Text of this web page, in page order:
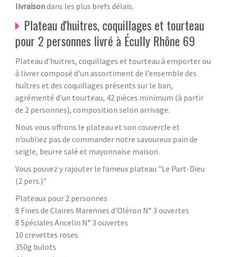
livraisondans les plus brefs délais.
Plateau d'huitres, coquillages et tourteau
pour 2 personnes livré à Écully Rhône 69
Plateau d'huitres, coquillages et tourteau à emporter ou
à livrer composé d'un assortiment de l’ensemble des
huîtres et des coquillages présents sur le ban,
agrémenté d’un tourteau, 42 pièces minimum (à partir
de 2 personnes), composition selon arrivage.
Nous vous offrons le plateau et son couvercle et
n’oubliez pas de commander notre savoureux pain de
seigle, beurre salé et mayonnaise maison.
Vous pouvez y rajouter le fameux plateau "Le Part-Dieu
(2 pers.)"
Plateaux pour 2 personnes
8 Fines de Claires Marennes d'Oléron N° 3 ouvertes
8 Spéciales Ancelin N° 3 ouvertes
10 crevettes roses
350g bulots